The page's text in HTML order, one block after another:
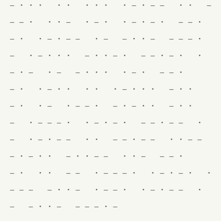
－・・・ ・・ ・・・ ・－・－－ ・・ －
－－・ ・・－ ・－・ ・－・－・ －－・
－・ ・－・－－ ・－ －・・－ －－－・
－ ・－・・・ －・・－・ －－・－・ ・
－・－ ・－ －・・・ ・－・ －－・
－・ ・－・・ ・・ ・－・・・ －・・
－・ ・－ ・－－・ －・－・・ －・・
－ ・－－－・ ・－・－・ －－・－－ ・
－ ・－・－－ ・・ －－・－－ ・・－－
－・－・・ －・・－－ ・・－ －－・
－・ ・・ －－ ・－－－・ ・－・－・ ・
－－－ －・・－ ・－－・ ・－・－－ ・
－ －・・－ －－－・－